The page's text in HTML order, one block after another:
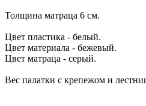
Толщина матраца 6 см.
Цвет пластика - белый.
Цвет материала - бежевый.
Цвет матраца - серый.
Вес палатки с крепежом и